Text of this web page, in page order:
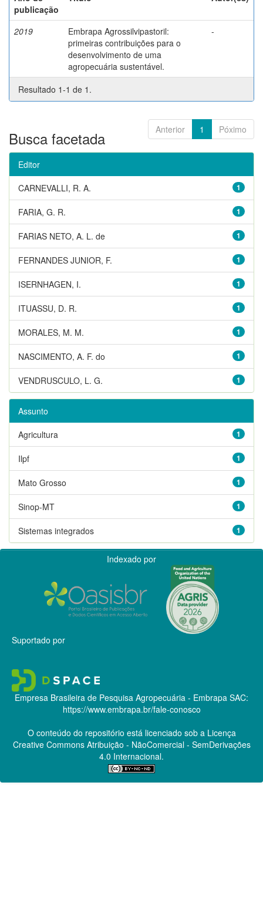
publicação
2019
Embrapa Agrossilvipastoril:
primeiras contribuições para o
desenvolvimento de uma
agropecuária sustentável.
-
Resultado 1-1 de 1.
Anterior 1 Póximo
Busca facetada
Editor
1
CARNEVALLI, R. A.
1
FARIA, G. R.
1
FARIAS NETO, A. L. de
1
FERNANDES JUNIOR, F.
1
ISERNHAGEN, I.
1
ITUASSU, D. R.
1
MORALES, M. M.
1
NASCIMENTO, A. F. do
1
VENDRUSCULO, L. G.
Assunto
1
Agricultura
1
Ilpf
1
Mato Grosso
1
Sinop-MT
1
Sistemas integrados
Indexado por
Suportado por
Empresa Brasileira de Pesquisa Agropecuária - Embrapa SAC:
https://www.embrapa.br/fale-conosco
O conteúdo do repositório está licenciado sob a Licença
Creative CommonsAtribuição - NãoComercial - SemDerivações
4.0 Internacional.